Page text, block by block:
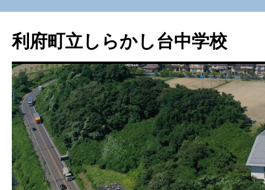
利府町立しらかし台中学校